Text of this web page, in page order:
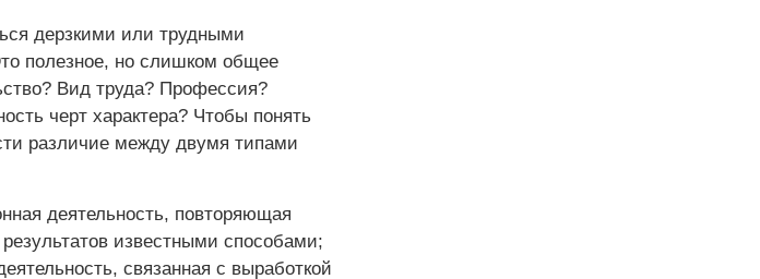
дерзкими или трудными
полезное, но слишком общее
Вид труда? Профессия?
черт характера? Чтобы понять
различие между двумя типами
деятельность, повторяющая
известными способами;
связанная с выработкой